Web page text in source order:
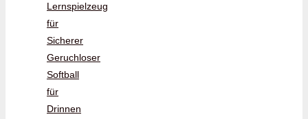
Lernspielzeug
für
Sicherer
Geruchloser
Softball
für
Drinnen